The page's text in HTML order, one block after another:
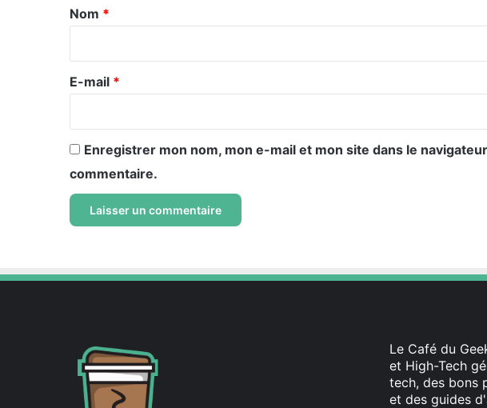
a
r
e
Nom *
E-mail *
Enregistrer mon nom, mon e-mail et mon site dans le
commentaire.
Le Café du
et High-Tech
tech, des bons
et des guides